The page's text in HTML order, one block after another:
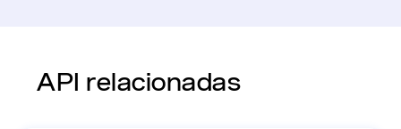
API relacionadas